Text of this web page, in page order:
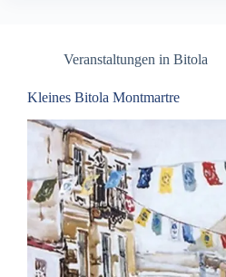
Veranstaltungen in Bitola
Kleines Bitola Montmartre